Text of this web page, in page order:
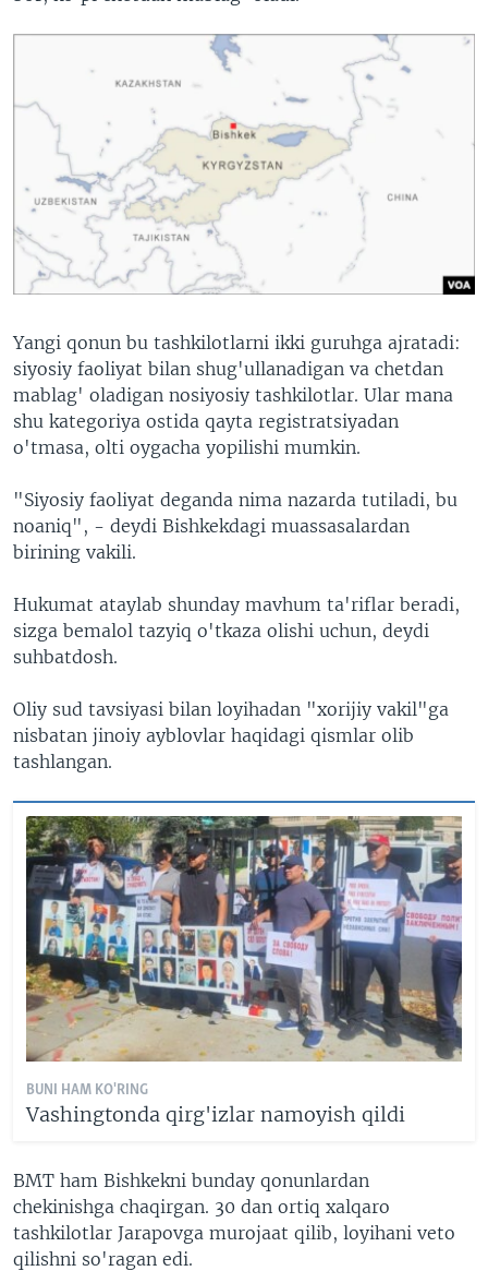
Yangi qonun bu tashkilotlarni ikki guruhga ajratadi:
siyosiy faoliyat bilan shug'ullanadigan va chetdan
mablag' oladigan nosiyosiy tashkilotlar. Ular mana
shu kategoriya ostida qayta registratsiyadan
o'tmasa, olti oygacha yopilishi mumkin.
"Siyosiy faoliyat deganda nima nazarda tutiladi, bu
noaniq", - deydi Bishkekdagi muassasalardan
birining vakili.
Hukumat ataylab shunday mavhum ta'riflar beradi,
sizga bemalol tazyiq o'tkaza olishi uchun, deydi
suhbatdosh.
Oliy sud tavsiyasi bilan loyihadan "xorijiy vakil"ga
nisbatan jinoiy ayblovlar haqidagi qismlar olib
tashlangan.
BUNI HAM KO'RING
Vashingtonda qirg'izlar namoyish qildi
BMT ham Bishkekni bunday qonunlardan
chekinishga chaqirgan. 30 dan ortiq xalqaro
tashkilotlar Jarapovga murojaat qilib, loyihani veto
qilishni so'ragan edi.